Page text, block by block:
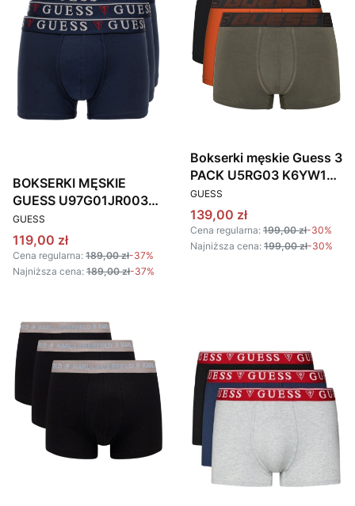
BOKSERKI MĘSKIE
GUESS U97G01JR003
GRANATOWE 3 PACK
PRODUCENT
GUESS
Cena promocyjna
119,00 zł
Cena regularna: 189,00 zł-37%
Najniższa cena: 189,00 zł-37%
Bokserki męskie Guess 3
PACK U5RG03 K6YW1
F34P KOLOROWY
PRODUCENT
GUESS
Cena promocyjna
139,00 zł
Cena regularna: 199,00 zł-30%
Najniższa cena: 199,00 zł-30%